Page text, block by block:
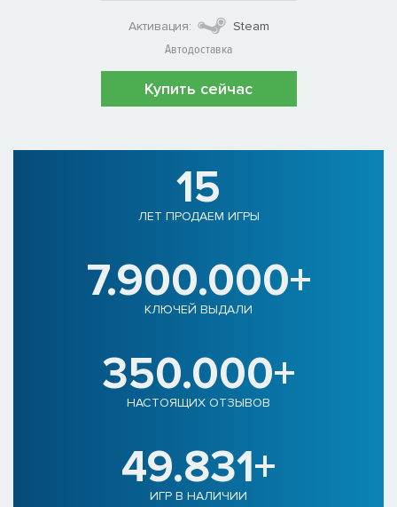
Активация:
Steam
Автодоставка
Купить сейчас
15
ЛЕТ ПРОДАЕМ ИГРЫ
7.900.000+
КЛЮЧЕЙ ВЫДАЛИ
350.000+
НАСТОЯЩИХ ОТЗЫВОВ
49.831+
ИГР В НАЛИЧИИ